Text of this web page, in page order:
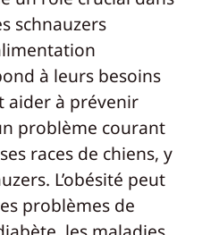
schnauzers
à leurs besoins
aider à prévenir
problème courant
races de chiens, y
L’obésité peut
problèmes de